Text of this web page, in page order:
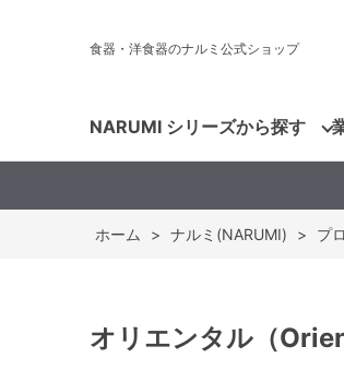
食器・洋食器のナルミ公式ショップ
NARUMI シリーズから探す
ホーム > ナルミ(NARUMI) > プ
オリエンタル（